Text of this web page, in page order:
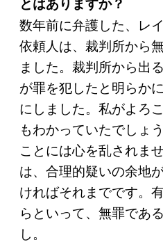
数年前に弁護した、レ
依頼人は、裁判所から
ました。裁判所から出
が罪を犯したと明らか
にしました。私がよろ
もわかっていたでしょ
ことには心を乱されま
は、合理的疑いの余地
ければそれまでです。
らといって、無罪であ
し。